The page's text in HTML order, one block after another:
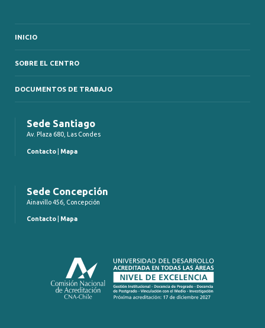
INICIO
SOBRE EL CENTRO
DOCUMENTOS DE TRABAJO
Sede Santiago
Av. Plaza 680, Las Condes
Contacto Mapa
Sede Concepción
Ainavillo 456, Concepción
Contacto Mapa